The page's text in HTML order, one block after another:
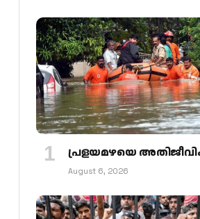
പ്രളയമഴയെ
August 6, 2026